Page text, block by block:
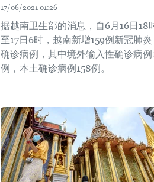
17/06/2021 01:26
据越南卫生部的消息，自6月16日18
至17日6时，越南新增159例新冠肺炎
确诊病例，其中境外输入性确诊病例
例，本土确诊病例158例。